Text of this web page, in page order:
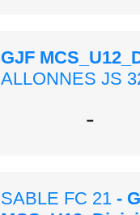
GJF
ALLONNES JS
-
SABLE FC 21 -